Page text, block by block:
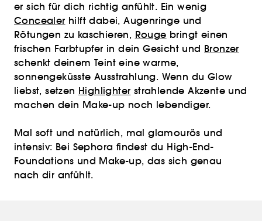
er sich für dich richtig anfühlt. Ein wenig
Concealer hilft dabei, Augenringe und
Rötungen zu kaschieren, Rouge bringt einen
frischen Farbtupfer in dein Gesicht und Bronzer
schenkt deinem Teint eine warme,
sonnengeküsste Ausstrahlung. Wenn du Glow
liebst, setzen Highlighter strahlende Akzente und
machen dein Make-up noch lebendiger.
Mal soft und natürlich, mal glamourös und
intensiv: Bei Sephora findest du High-End-
Foundations und Make-up, das sich genau
nach dir anfühlt.